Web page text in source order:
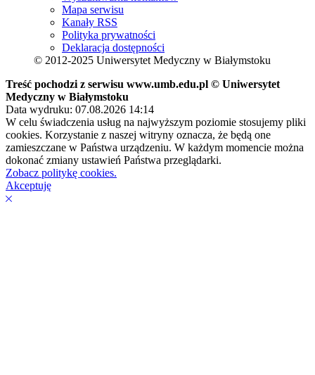
Mapa serwisu
Kanały RSS
Polityka prywatności
Deklaracja dostępności
© 2012-2025 Uniwersytet Medyczny w Białymstoku
Treść pochodzi z serwisu www.umb.edu.pl © Uniwersytet
Medyczny w Białymstoku
Data wydruku: 07.08.2026 14:14
W celu świadczenia usług na najwyższym poziomie stosujemy pliki
cookies. Korzystanie z naszej witryny oznacza, że będą one
zamieszczane w Państwa urządzeniu. W każdym momencie można
dokonać zmiany ustawień Państwa przeglądarki.
Zobacz politykę cookies.
Akceptuję